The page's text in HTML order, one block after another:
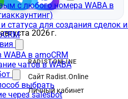
с любого номера WABA в
статуса для создания сделок
в amoCRM
чатов в WABA
выбрать
через salesbot
2026 г.
RADIST.ONLINE
Сайт Radist.Online
Личный кабинет